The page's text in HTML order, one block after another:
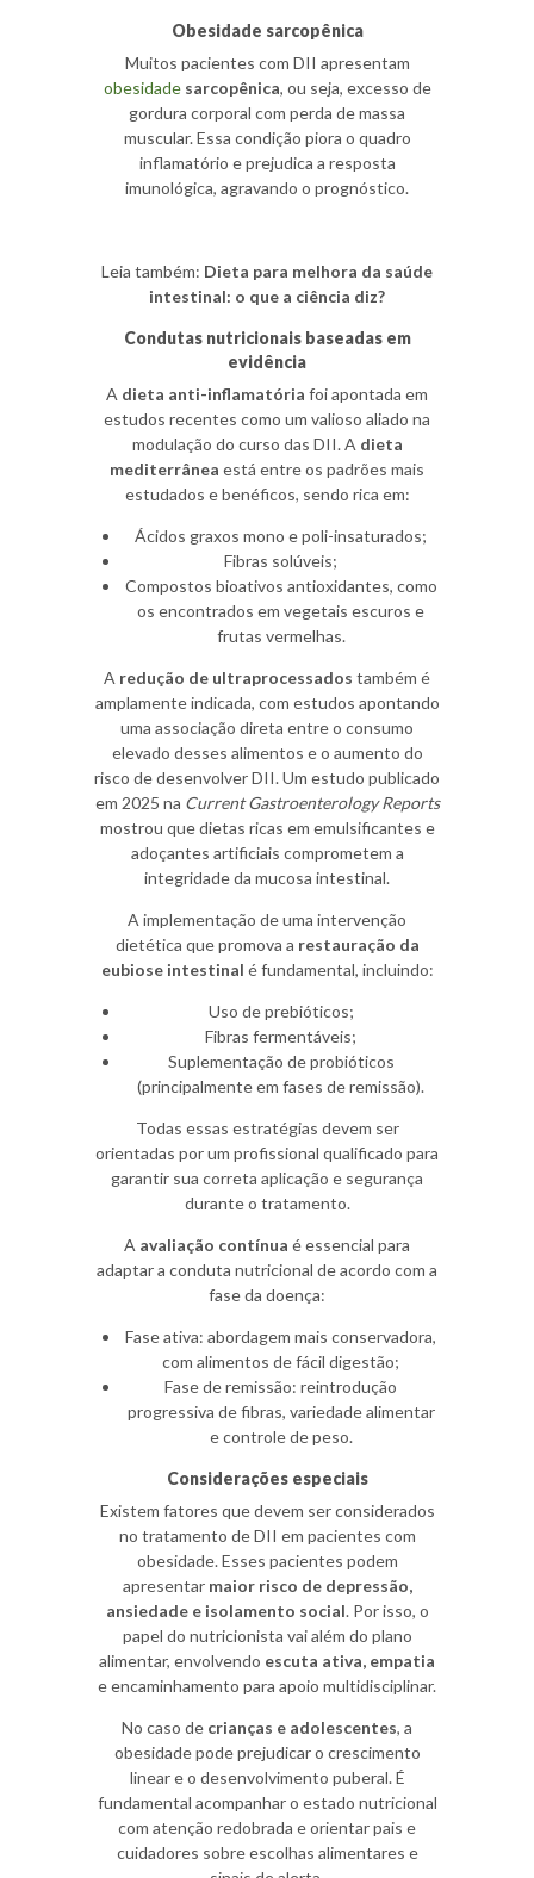
Obesidade sarcopênica
Muitos pacientes com DII apresentam
obesidadesarcopênica, ou seja, excesso de
gordura corporal com perda de massa
muscular. Essa condição piora o quadro
inflamatório e prejudica a resposta
imunológica, agravando o prognóstico.
Leia também: Dieta para melhora da saúde
intestinal: o que a ciência diz?
Condutas nutricionais baseadas em
evidência
A dieta anti-inflamatória foi apontada em
estudos recentes como um valioso aliado na
modulação do curso das DII. A dieta
mediterrânea está entre os padrões mais
estudados e benéficos, sendo rica em:
Ácidos graxos mono e poli-insaturados;
Fibras solúveis;
Compostos bioativos antioxidantes, como
os encontrados em vegetais escuros e
frutas vermelhas.
A redução de ultraprocessados também é
amplamente indicada, com estudos apontando
uma associação direta entre o consumo
elevado desses alimentos e o aumento do
risco de desenvolver DII. Um estudo publicado
em 2025 na Current Gastroenterology Reports
mostrou que dietas ricas em emulsificantes e
adoçantes artificiais comprometem a
integridade da mucosa intestinal.
A implementação de uma intervenção
dietética que promova a restauração da
eubiose intestinal é fundamental, incluindo:
Uso de prebióticos;
Fibras fermentáveis;
Suplementação de probióticos
(principalmente em fases de remissão).
Todas essas estratégias devem ser
orientadas por um profissional qualificado para
garantir sua correta aplicação e segurança
durante o tratamento.
A avaliação contínua é essencial para
adaptar a conduta nutricional de acordo com a
fase da doença:
Fase ativa: abordagem mais conservadora,
com alimentos de fácil digestão;
Fase de remissão: reintrodução
progressiva de fibras, variedade alimentar
e controle de peso.
Considerações especiais
Existem fatores que devem ser considerados
no tratamento de DII em pacientes com
obesidade. Esses pacientes podem
apresentar maior risco de depressão,
ansiedade e isolamento social. Por isso, o
papel do nutricionista vai além do plano
alimentar, envolvendo escuta ativa, empatia
e encaminhamento para apoio multidisciplinar.
No caso de crianças e adolescentes, a
obesidade pode prejudicar o crescimento
linear e o desenvolvimento puberal. É
fundamental acompanhar o estado nutricional
com atenção redobrada e orientar pais e
cuidadores sobre escolhas alimentares e